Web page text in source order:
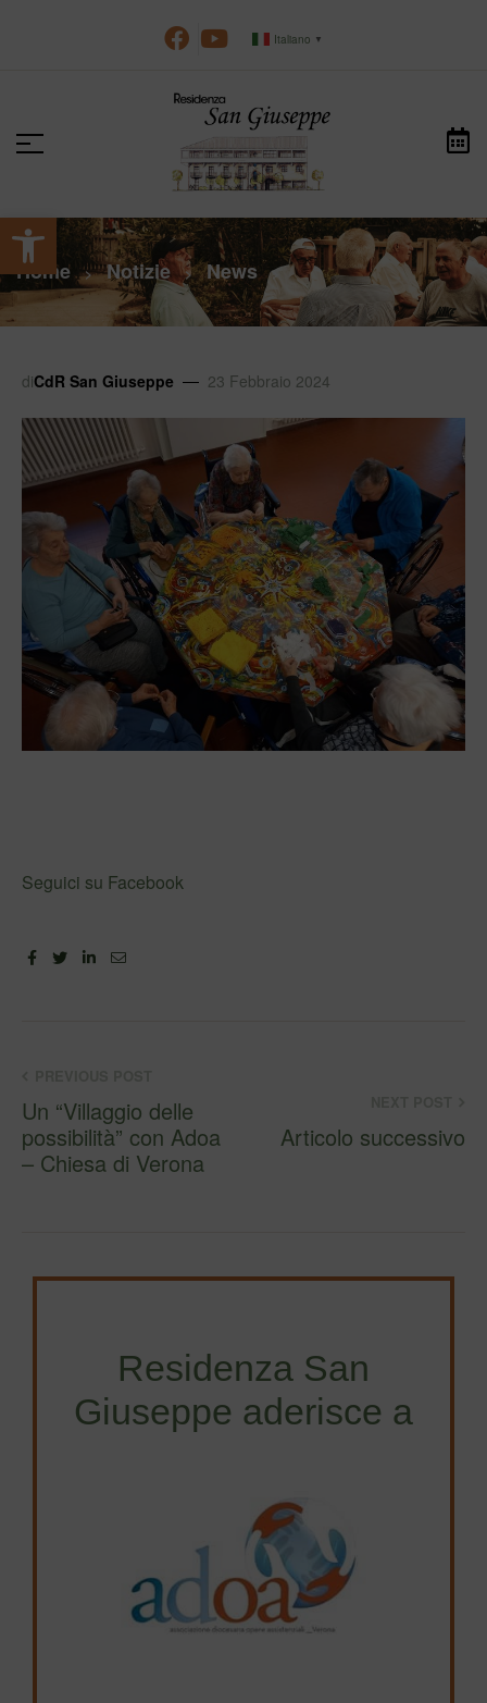
Apri la barra degli strumenti
Italiano ▼
Home > Notizie > News >
diCdR San Giuseppe 23 Febbraio 2024
Seguici su Facebook
FacebookTwitterLinkedin
Email
Un “Villaggio delle
possibilità” con Adoa
– Chiesa di Verona
Articolo successivo
Residenza San
Giuseppe aderisce a